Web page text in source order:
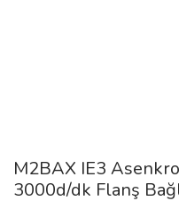
M2BAX IE3
3000d/dk Flanş